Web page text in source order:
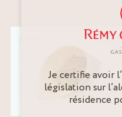
Je certifie avoir
législation sur
résidence